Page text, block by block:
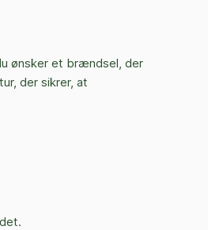
ønsker et brændsel, der
der sikrer, at